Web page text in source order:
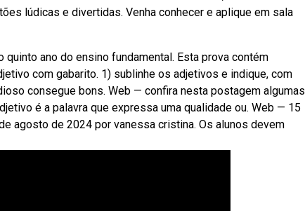
lúdicas e divertidas. Venha conhecer e aplique em sala
ano do ensino fundamental. Esta prova contém
com gabarito. 1) sublinhe os adjetivos e indique, com
consegue bons. Web — confira nesta postagem algumas
é a palavra que expressa uma qualidade ou. Web — 15
agosto de 2024 por vanessa cristina. Os alunos devem